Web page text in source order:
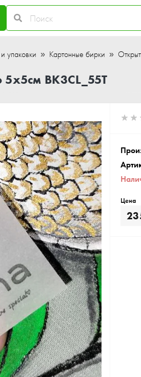
упаковки Картонные бирки
BK3CL_55T
Цена